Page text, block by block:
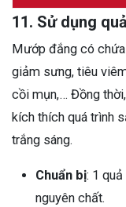
11. Sử dụng
Mướp đắng có
giảm sưng, tiêu
cồi mụn,… Đồng
kích thích quá trình
trắng sáng.
Chuẩn bị: 1
nguyên chất.